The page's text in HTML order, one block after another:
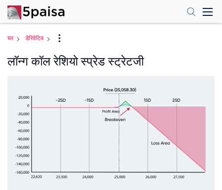
घर डेरिवेटिव
लॉन्ग कॉल रेशियो स्प्रेड स्ट्रेटजी